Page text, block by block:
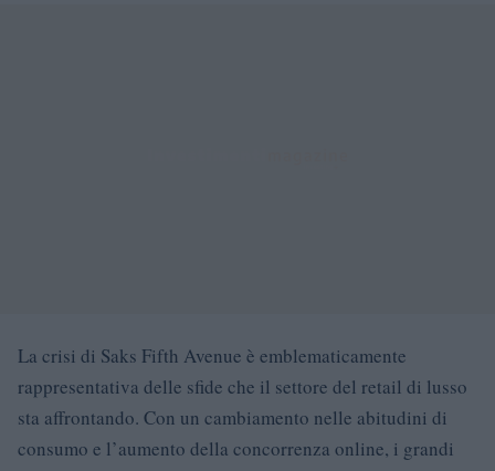
La crisi di Saks Fifth Avenue è emblematicamente
rappresentativa delle sfide che il settore del retail di lusso
sta affrontando. Con un cambiamento nelle abitudini di
consumo e l’aumento della concorrenza online, i grandi